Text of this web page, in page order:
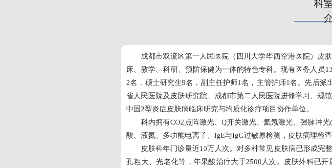
成都市双流区第一人民医院（四川大学华西空港医院）皮
床、教学、科研、预防保健为一体的特色专科。现有医务人员
2名，硕士研究生9名，副主任护师1名，主管护师1名。先后派
省人民医院及皮肤研究院、成都市第二人民医院进修学习、规
中国2型炎症皮肤病临床研究与均质化诊疗项目协作单位。
科内拥有CO2点阵激光、Q开关激光、氦氖激光、强脉冲
酸、液氮、多功能电离子、IgE与IgG过敏原检测，皮肤病理检
皮肤科年门诊量近10万人次。对多种常见皮肤病已形成完
孔粗大、光老化等，年果酸治疗大于2500人次。皮肤外科已
科